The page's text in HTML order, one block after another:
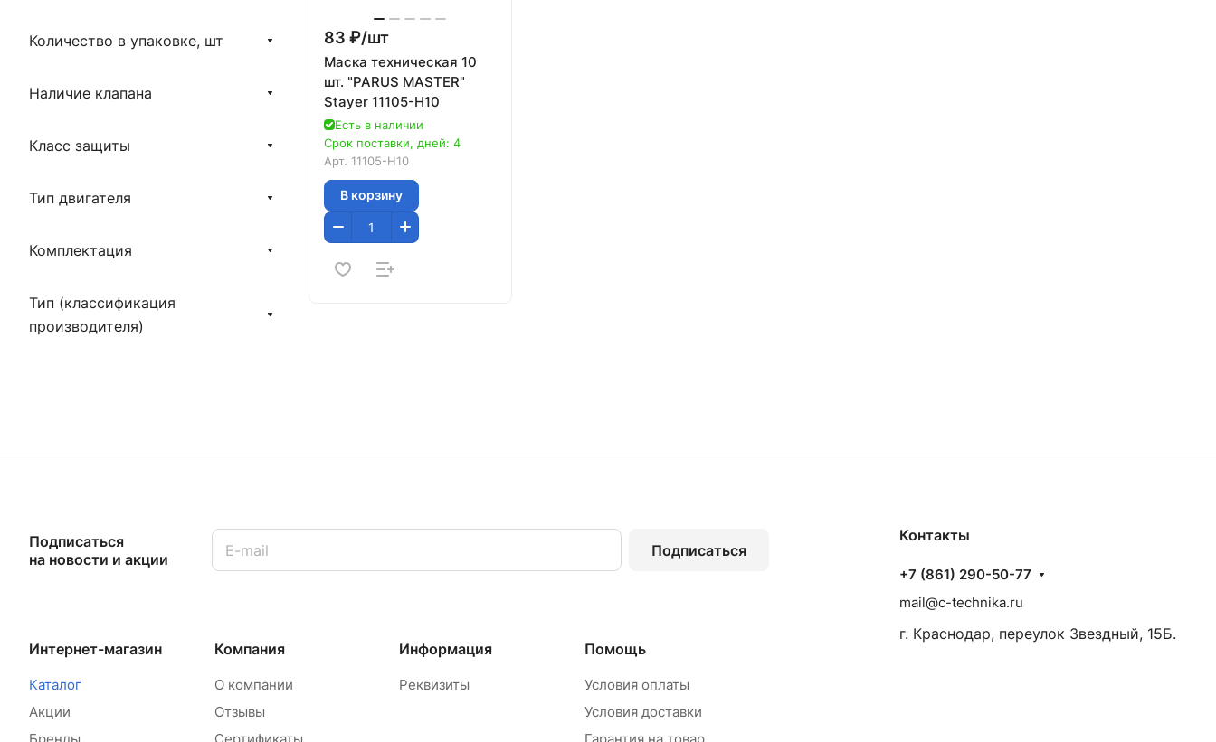
83 ₽/шт
Маска техническая 10
шт. "PARUS MASTER"
Stayer 11105-H10
Есть в наличии
Срок поставки, дней: 4
Арт. 11105-H10
В корзину
Количество в упаковке, шт
Наличие клапана
Класс защиты
Тип двигателя
Комплектация
Тип (классификация
производителя)
Подписаться
на новости и акции
Подписаться
Интернет-магазин
Каталог
Акции
Компания
О компании
Отзывы
Информация
Реквизиты
Помощь
Условия оплаты
Условия доставки
Контакты
+7 (861) 290-50-77
mail@c-technika.ru
г. Краснодар, переулок Звездный, 15Б.